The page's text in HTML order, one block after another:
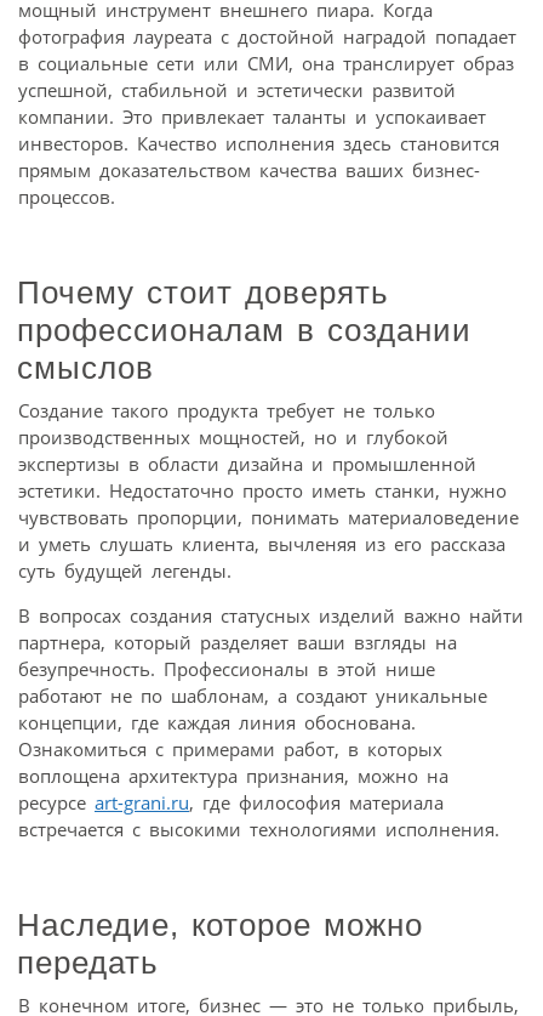
мощный инструмент внешнего пиара. Когда
фотография лауреата с достойной наградой попадает
в социальные сети или СМИ, она транслирует образ
успешной, стабильной и эстетически развитой
компании. Это привлекает таланты и успокаивает
инвесторов. Качество исполнения здесь становится
прямым доказательством качества ваших бизнес-
процессов.
Почему стоит доверять
профессионалам в создании
смыслов
Создание такого продукта требует не только
производственных мощностей, но и глубокой
экспертизы в области дизайна и промышленной
эстетики. Недостаточно просто иметь станки, нужно
чувствовать пропорции, понимать материаловедение
и уметь слушать клиента, вычленяя из его рассказа
суть будущей легенды.
В вопросах создания статусных изделий важно найти
партнера, который разделяет ваши взгляды на
безупречность. Профессионалы в этой нише
работают не по шаблонам, а создают уникальные
концепции, где каждая линия обоснована.
Ознакомиться с примерами работ, в которых
воплощена архитектура признания, можно на
ресурсе art-grani.ru, где философия материала
встречается с высокими технологиями исполнения.
Наследие, которое можно
передать
В конечном итоге, бизнес — это не только прибыль,